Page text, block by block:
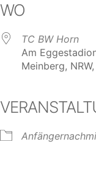
WO
TC BW Horn
Am
Meinberg,